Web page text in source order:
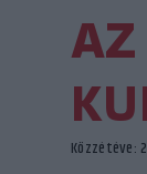
Közzétéve: